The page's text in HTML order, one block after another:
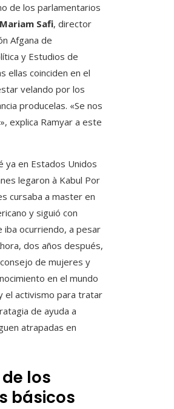
de los parlamentarios
Mariam Safi, director
Afgana de
y Estudios de
ellas coinciden en el
velando por los
producelas. «Se nos
explica Ramyar a este
ya en Estados Unidos
legaron à Kabul Por
cursaba a master en
y siguió con
iba ocurriendo, a pesar
dos años después,
de mujeres y
en el mundo
el activismo para tratar
de ayuda a
atrapadas en
los
básicos